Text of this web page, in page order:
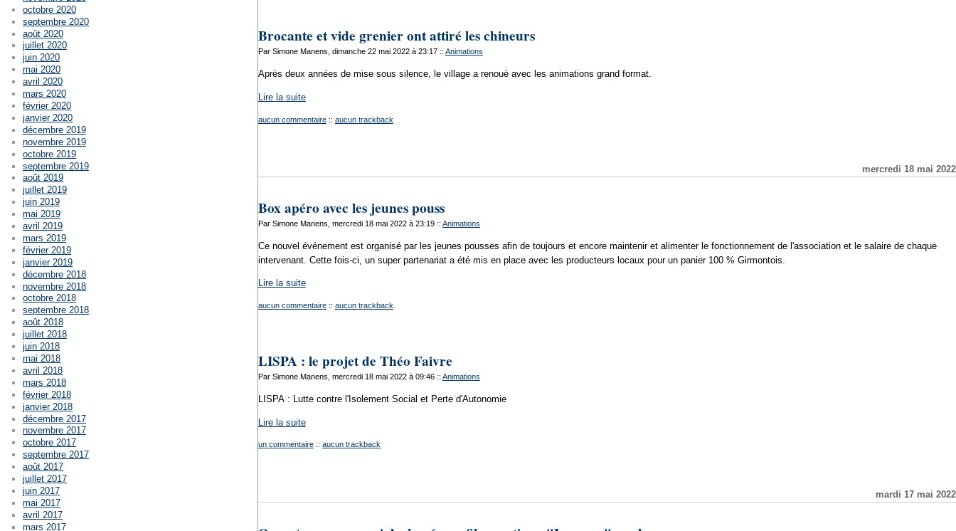
Brocante et vide grenier ont attiré les chineurs
Par Simone Manens, dimanche 22 mai 2022 à 23:17 :: Animations
Après deux années de mise sous silence, le village a renoué avec les animations grand format.
Lire la suite
aucun commentaire :: aucun trackback
mercredi 18 mai 2022
Box apéro avec les jeunes pouss
Par Simone Manens, mercredi 18 mai 2022 à 23:19 :: Animations
Ce nouvel événement est organisé par les jeunes pousses afin de toujours et encore maintenir et alimenter le fonctionnement de l'association et le salaire de chaque
intervenant. Cette fois-ci, un super partenariat a été mis en place avec les producteurs locaux pour un panier 100 % Girmontois.
Lire la suite
aucun commentaire :: aucun trackback
LISPA : le projet de Théo Faivre
Par Simone Manens, mercredi 18 mai 2022 à 09:46 :: Animations
LISPA : Lutte contre l'Isolement Social et Perte d'Autonomie
Lire la suite
un commentaire :: aucun trackback
mardi 17 mai 2022
octobre 2020
septembre 2020
août 2020
juillet 2020
juin 2020
mai 2020
avril 2020
mars 2020
février 2020
janvier 2020
décembre 2019
novembre 2019
octobre 2019
septembre 2019
août 2019
juillet 2019
juin 2019
mai 2019
avril 2019
mars 2019
février 2019
janvier 2019
décembre 2018
novembre 2018
octobre 2018
septembre 2018
août 2018
juillet 2018
juin 2018
mai 2018
avril 2018
mars 2018
février 2018
janvier 2018
décembre 2017
novembre 2017
octobre 2017
septembre 2017
août 2017
juillet 2017
juin 2017
mai 2017
avril 2017
mars 2017